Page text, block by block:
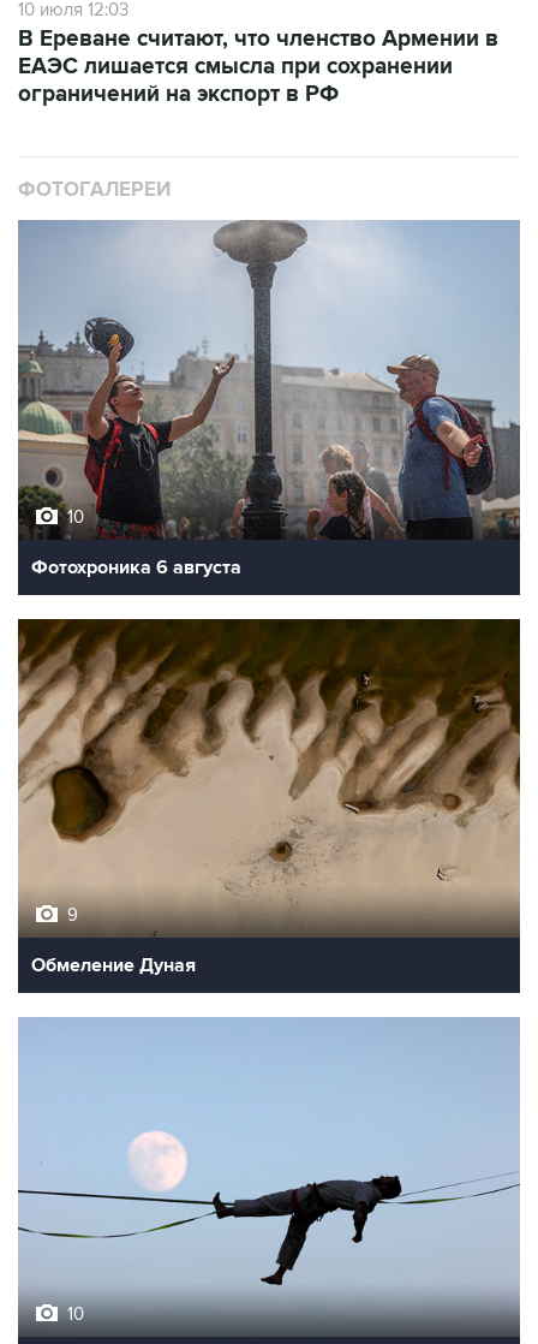
ЕАЭС лишается смысла при сохранении
ограничений на экспорт в РФ
Фотохроника 6 августа
Обмеление Дуная
Лучшие фото недели